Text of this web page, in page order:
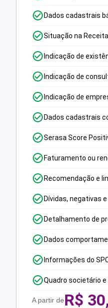
Dados cadastrais
Situação na Receita
Indicação de
Indicação de
Indicação de
Dados cadastrais
Serasa Score
Faturamento ou
Recomendação e
Dívidas, negativas
Detalhamento de
Dados
Informações do
Quadro societário
A partir deR$